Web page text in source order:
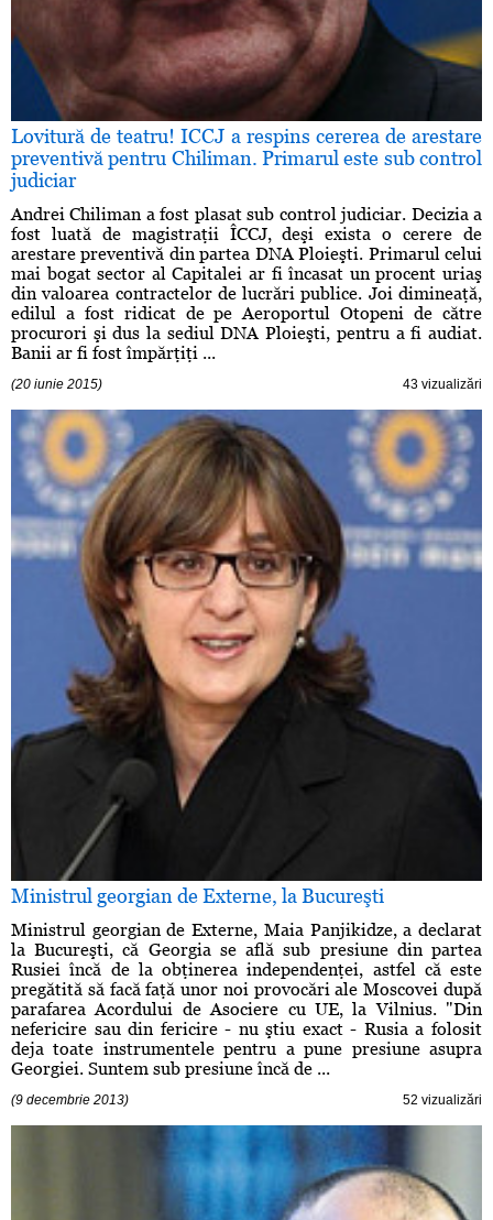
Lovitură de teatru! ICCJ a respins cererea de arestare
preventivă pentru Chiliman. Primarul este sub control
judiciar
Andrei Chiliman a fost plasat sub control judiciar. Decizia a
fost luată de magistraţii ÎCCJ, deşi exista o cerere de
arestare preventivă din partea DNA Ploieşti. Primarul celui
mai bogat sector al Capitalei ar fi încasat un procent uriaş
din valoarea contractelor de lucrări publice. Joi dimineaţă,
edilul a fost ridicat de pe Aeroportul Otopeni de către
procurori şi dus la sediul DNA Ploieşti, pentru a fi audiat.
Banii ar fi fost împărţiţi ...
(20 iunie 2015) 43 vizualizări
Ministrul georgian de Externe, la Bucureşti
Ministrul georgian de Externe, Maia Panjikidze, a declarat
la Bucureşti, că Georgia se află sub presiune din partea
Rusiei încă de la obţinerea independenţei, astfel că este
pregătită să facă faţă unor noi provocări ale Moscovei după
parafarea Acordului de Asociere cu UE, la Vilnius. "Din
nefericire sau din fericire - nu ştiu exact - Rusia a folosit
deja toate instrumentele pentru a pune presiune asupra
Georgiei. Suntem sub presiune încă de ...
(9 decembrie 2013) 52 vizualizări